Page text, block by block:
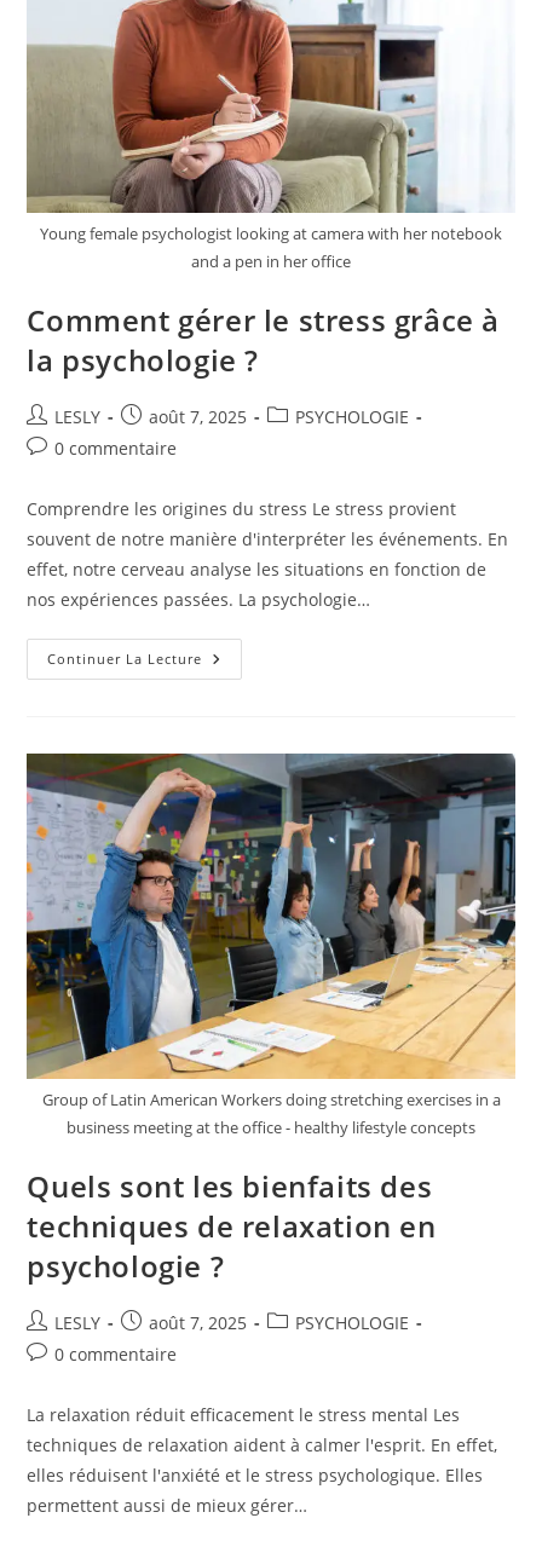
Young female psychologist looking at camera with her notebook
and a pen in her office
Comment gérer le stress grâce à
la psychologie ?
Auteur/autrice
de
LESLY
Publication
publiée :
août 7, 2025
PostPSYCHOLOGIE
Commentaires
la
publication :
0 commentaire
Comprendre les origines du stress Le stress provient
souvent de notre manière d'interpréter les événements. En
effet, notre cerveau analyse les situations en fonction de
nos expériences passées. La psychologie…
Continuer La Lecture Comment
Gérer
La
Psychologie
?
Group of Latin American Workers doing stretching exercises in a
business meeting at the office - healthy lifestyle concepts
Quels sont les bienfaits des
techniques de relaxation en
psychologie ?
Auteur/autrice
de
LESLY
Publication
publiée :
août 7, 2025
PostPSYCHOLOGIE
Commentaires
la
0 commentaire
La relaxation réduit efficacement le stress mental Les
techniques de relaxation aident à calmer l'esprit. En effet,
elles réduisent l'anxiété et le stress psychologique. Elles
permettent aussi de mieux gérer…